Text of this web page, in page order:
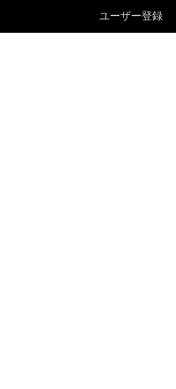
ユーザー登録